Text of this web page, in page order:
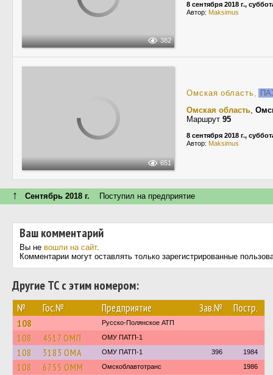
382
8 сентября 2018 г.,
Автор: Maksimus
651
Омская область,
Омская область,
Маршрут 95
8 сентября 2018 г.,
Автор: Maksimus
↑ Сентябрь 2018 г. Поступил на предприятие
Ваш комментарий
Вы не вошли на сайт.
Комментарии могут оставлять только зарегистрированные
Другие ТС с этим номером:
№ Гос.№ Предприятие Зав.№ Постр.
108 Русско-Полянское АТП
108 4517 ОМП ОМУ ПАТП-1
108 3183 ОМА ОМУ ПАТП-1 396 1984
108 6755 ОММ Омскоблавтотранс 1986